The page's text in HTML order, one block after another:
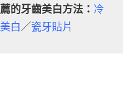
的牙齒美白方法： 冷
白／瓷牙貼片